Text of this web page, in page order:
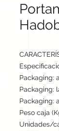
Packaging:
Packaging:
Packaging:
Peso caja
Unidades/